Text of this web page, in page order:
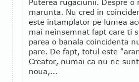
Puterea rugaciunii. Despre o
marunta. Nu cred in
este intamplator pe lumea
mai neinsemnat fapt care ti
parea o banala coincidenta
pare. De fapt, totul este
Creator, numai ca nu ne
noua,...